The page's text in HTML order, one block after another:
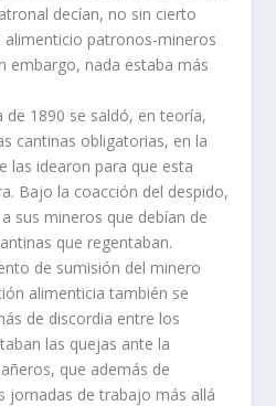
decí­an, no sin cierto
patronos-mineros
embargo, nada estaba más
de 1890 se saldó, en teorí­a,
cantinas obligatorias, en la
las idearon para que esta
Bajo la coacción del despido,
sus mineros que debí­an de
que regentaban.
de sumisión del minero
alimenticia también se
de discordia entre los
las quejas ante la
que además de
jornadas de trabajo más allá